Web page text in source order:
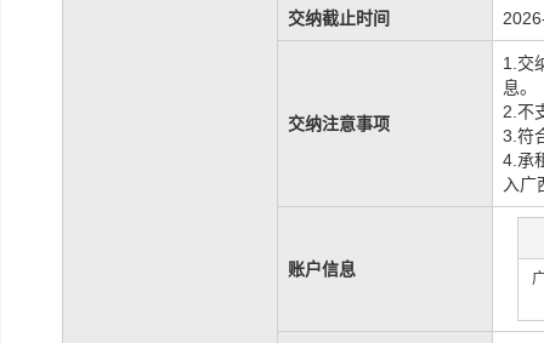
交纳截止时间
交纳注意事项
1. 交
息。
2. 不
3. 符
4.承
入广
账户信息